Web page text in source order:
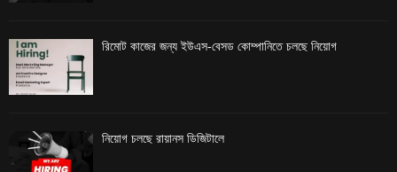
রিমোট কাজের জন্য ইউএস-বেসড কোম্পানিতে চলছে নিয়োগ
নিয়োগ চলছে রায়ানস ডিজিটালে